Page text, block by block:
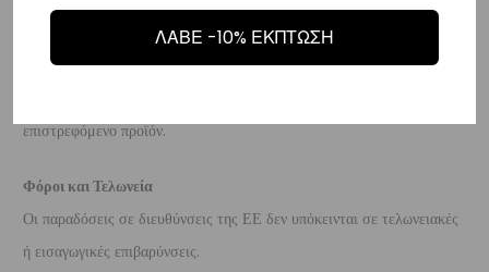
επιβαρύνουν τον πελάτη. Τα χρήματα θα αποσταλούν σε ένα
τραπεζικό λογαριασμό (Εθνικής, Alpha, Πειραιώς ή Eurobank) που
επιστρεφόμενο προϊόν.
Φόροι και Τελωνεία
Οι παραδόσεις σε διευθύνσεις της ΕΕ δεν υπόκεινται σε τελωνειακές
ή εισαγωγικές επιβαρύνσεις.
ΛΑΒΕ -10% ΕΚΠΤΩΣΗ